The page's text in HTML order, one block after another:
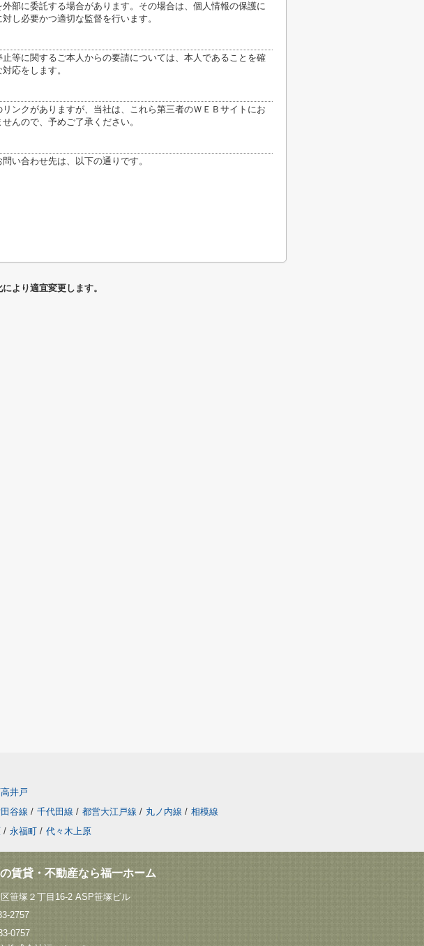
部に委託する場合があります。その場合は、個人情報の保護に
し必要かつ適切な監督を行います。
等に関するご本人からの要請については、本人であることを確
応をします。
ンクがありますが、当社は、これら第三者のＷＥＢサイトにお
んので、予めご了承ください。
い合わせ先は、以下の通りです。
より適宜変更します。
井戸
谷線 / 千代田線 / 都営大江戸線 / 丸ノ内線 / 相模線
/ 永福町 / 代々木上原
賃貸・不動産なら福一ホーム
笹塚２丁目16-2 ASP笹塚ビル
2757
0757